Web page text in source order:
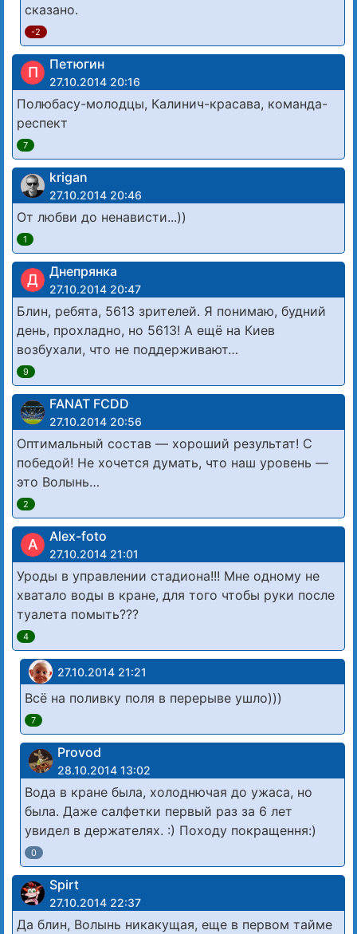
сказано.
-2
П Петюгин
27.10.2014 20:16
Полюбасу-молодцы, Калинич-красава, команда-
респект
7
krigan
27.10.2014 20:46
От любви до ненависти...))
1
Д Днепрянка
27.10.2014 20:47
Блин, ребята, 5613 зрителей. Я понимаю, будний
день, прохладно, но 5613! А ещё на Киев
возбухали, что не поддерживают…
9
FANAT FCDD
27.10.2014 20:56
Оптимальный состав — хороший результат! С
победой! Не хочется думать, что наш уровень —
это Волынь…
2
A Alex-foto
27.10.2014 21:01
Уроды в управлении стадиона!!! Мне одному не
хватало воды в кране, для того чтобы руки после
туалета помыть???
4
27.10.2014 21:21
Всё на поливку поля в перерыве ушло)))
7
Provod
28.10.2014 13:02
Вода в кране была, холоднючая до ужаса, но
была. Даже салфетки первый раз за 6 лет
увидел в держателях. :) Походу покращення:)
0
Spirt
27.10.2014 22:37
Да блин, Волынь никакущая, еще в первом тайме